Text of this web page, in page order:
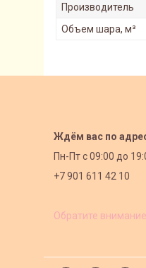
Производитель
Объем шара, м³
Ждём вас по
Пн-Пт с09:00 до
+7 901 611 42 10
Обратите